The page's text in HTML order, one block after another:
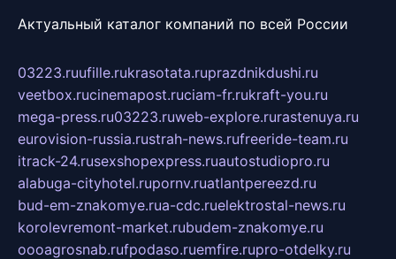
Актуальный каталог компаний по всей России
03223.ruufille.rukrasotata.ruprazdnikdushi.ru
veetbox.rucinemapost.ruciam-fr.rukraft-you.ru
mega-press.ru03223.ruweb-explore.rurastenuya.ru
eurovision-russia.rustrah-news.rufreeride-team.ru
itrack-24.rusexshopexpress.ruautostudiopro.ru
alabuga-cityhotel.rupornv.ruatlantpereezd.ru
bud-em-znakomye.rua-cdc.ruelektrostal-news.ru
korolevremont-market.rubudem-znakomye.ru
oooagrosnab.rufpodaso.ruemfire.rupro-otdelky.ru